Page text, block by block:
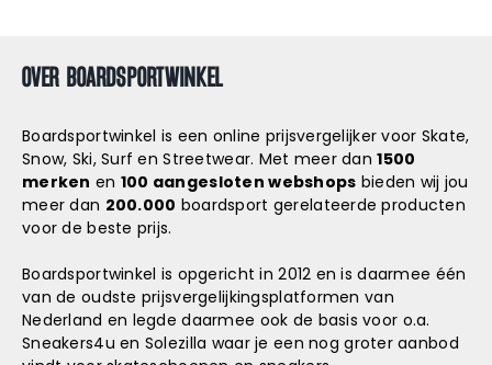
OVER BOARDSPORTWINKEL
Boardsportwinkel is een online prijsvergelijker voor Skate,
Snow, Ski, Surf en Streetwear. Met meer dan1500
merken en 100 aangesloten webshops bieden wij jou
meer dan 200.000 boardsport gerelateerde producten
voor de beste prijs.
Boardsportwinkel is opgericht in 2012 en is daarmee één
van de oudste prijsvergelijkingsplatformen van
Nederland en legde daarmee ook de basis voor o.a.
Sneakers4u en Solezilla waar je een nog groter aanbod